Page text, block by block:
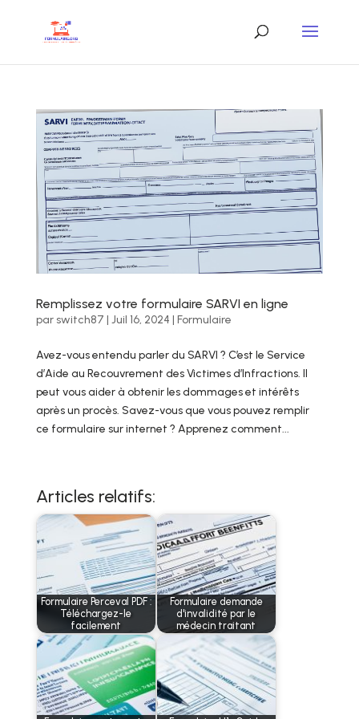
Remplissez votre formulaire SARVI en ligne
par switch87 | Juil 16, 2024 | Formulaire
Avez-vous entendu parler du SARVI ? C’est le Service
d’Aide au Recouvrement des Victimes d’Infractions. Il
peut vous aider à obtenir les dommages et intérêts
après un procès. Savez-vous que vous pouvez remplir
ce formulaire sur internet ? Apprenez comment...
Articles relatifs:
Formulaire Perceval PDF :
Téléchargez-le
facilement
Formulaire demande
d'invalidité par le
médecin traitant